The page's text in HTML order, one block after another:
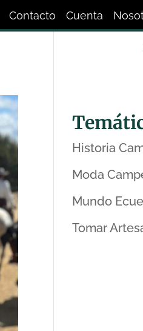
Contacto Cuenta
Historia
Moda
Mundo
Tomar